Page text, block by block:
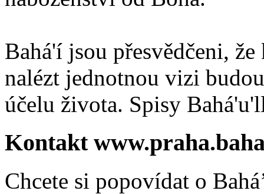
Bahá'í jsou přesvědčeni,
nalézt jednotnou vizi
účelu života. Spisy
Kontakt
Chcete si popovídat o